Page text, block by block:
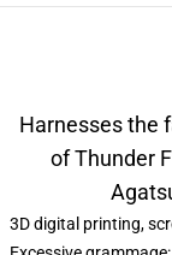
Harnesses the
of Thunder
3D digital printing,